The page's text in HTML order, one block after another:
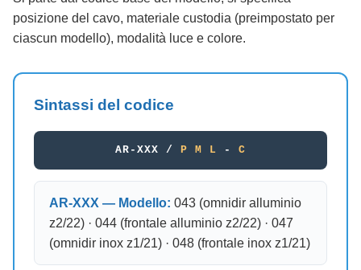
posizione del cavo, materiale custodia (preimpostato per
ciascun modello), modalità luce e colore.
Sintassi del codice
AR-XXX / P M L - C
AR-XXX — Modello: 043 (omnidir alluminio
z2/22) · 044 (frontale alluminio z2/22) · 047
(omnidir inox z1/21) · 048 (frontale inox z1/21)